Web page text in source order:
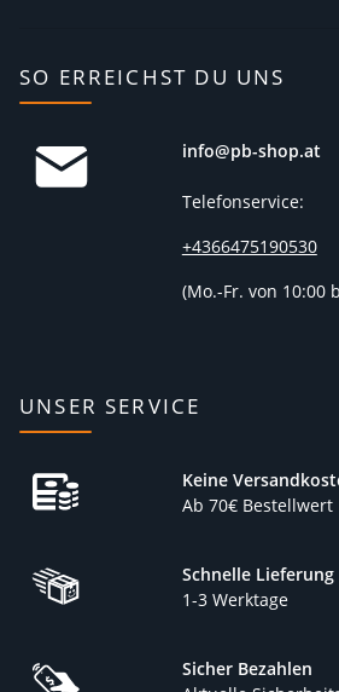
SO ERREICHST DU UNS
info@pb-shop.at
Telefonservice:
+4366475190530
(Mo.-Fr. von 10:00
UNSER SERVICE
Keine
Ab 70€ Bestellwert
Schnelle Lieferung
1-3 Werktage
Sicher Bezahlen